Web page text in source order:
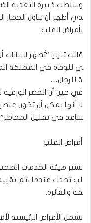
ذي أظهر أن تناول الخضار
بأمراض القلب.
قالت تيرنر: “تُظهر
ي للوفاة في المملكة
ة للرجال…
في حين أن الخضر الورقية
لا أنها يمكن أن تكون
ساعد في تقليل
أمراض القلب
لب تحدث عندما يتم تقييد
قة والغائرة.
تشمل الأعراض الرئيسية